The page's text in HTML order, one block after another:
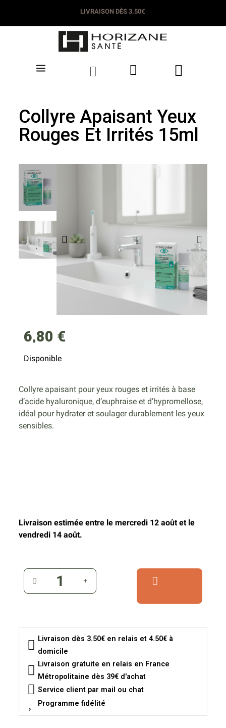
LIVRAISON DÈS 3.50€
Collyre Apaisant Yeux
Rouges Et Irrités 15ml
6,80 €
Disponible
Collyre apaisant pour yeux rouges et irrités à base
d’acide hyaluronique, d’euphraise et d’hypromellose,
idéal pour hydrater et soulager durablement les yeux
sensibles.
Livraison estimée entre le mercredi 12 août et le
vendredi 14 août.
Livraison dès 3.50€ en relais et 4.50€ à
domicile
Livraison gratuite en relais en France
Métropolitaine dès 39€ d'achat
Service client par mail ou chat
Programme fidélité